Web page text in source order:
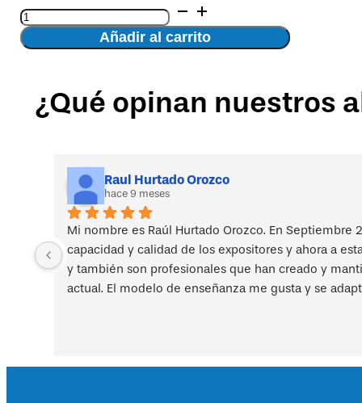
Aplicación
del
método
asistencia
hospitales
residencias:
frecuencia
de
manipulación
–
Añadir al carrito
¿Qué opinan nuestros
Raul Hurtado Orozco
hace 9 meses
Mi nombre es Raúl Hurtado Orozco. En
capacidad y calidad de los expositores y ahora a
y también son profesionales que han creado y
actual. El modelo de enseñanza me gusta y se